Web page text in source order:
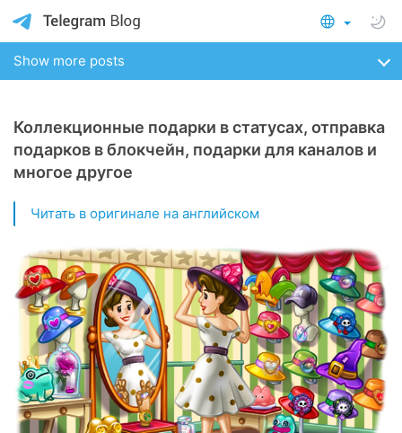
Show more posts
Коллекционные подарки в статусах, отправка
подарков в блокчейн, подарки для каналов и
многое другое
Читать в оригинале на английском